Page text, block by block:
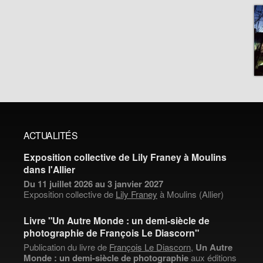
ACTUALITÉS
Exposition collective de Lily Franey à Moulins
dans l'Allier
Du 11 juillet 2026 au 3 janvier 2027
Exposition collective de Lily Franey à Moulins (Allier)
Livre "Un Autre Monde : un demi-siècle de
photographie de François Le Diascorn"
Publication du livre de François Le Diascorn, Un Autre
Monde : un demi-siècle de photographieaux éditions